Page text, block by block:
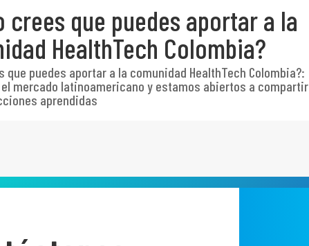
crees que puedes aportar a la
HealthTech Colombia?
que puedes aportar a la comunidad HealthTech Colombia?:
el mercado latinoamericano y estamos abiertos a compartir
aprendidas